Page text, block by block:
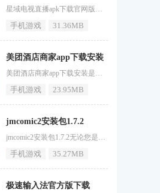
星域电视直播apk下载官网版手机版星域电视软件简介星域电视，一款全新的视频流媒体应用程序，致力于提供海量的电视节目、电影以及原创系列，满足不同用户的娱乐需求。不论你是电视剧迷、电影爱好者，还是追求独家内容的粉丝，星域电视都能为你提供丰富的选择。拥有简洁友好的用户界面和高效的视频推荐算法，星域电视确保每位用户都能迅速找到心仪的节目。定期更新的内容库保证新鲜度，而智能的播放功能则让观看体验更加流畅。对于渴望探索视频宝库的朋友们，不要犹豫，现在就下载星域电视，开启你的专属观影
手机游戏 31.36MB
美团酒店商家app下载安装
美团酒店商家app下载安装是一款专为与美团合作的酒店商家量身定制的应用程序。它为商家提供了全方位的管理工具，帮助商家更好地管理和推广酒店业务。通过该应用，商家可以轻松管理酒店信息、订单、客户评价等，提高运营效率和服务质量。感兴趣的小伙伴赶快下载最新的软件版本吧。美团酒店商家软件功能1.酒店信息管理：商家可以通过该应用轻松管理酒店的基本信息，包括房间类型、价格、设施等，确保信息的准确性和及时更新。2.订单管理：商家可以实时查看和处理客户的预订订单，提供快速便捷的服务，提高
手机游戏 23.95MB
jmcomic2安装包1.7.2
jmcomic2安装包1.7.2无论您是钟情于热血冒险、浪漫爱情还是悬疑推理，这里总有适合您口味的漫画佳作。而且有着先进的图像技术，让每一帧画面都细腻生动，阅读体验如同翻阅实体漫画书般享受。喜欢的小伙伴欢迎点击下载，让自己不留遗憾！jmcomic2安装包1.7.2满足挑剔眼光如同漫画爱好者的宝库，海量免费资源让探索之旅永无止境。超过万部的漫画作品，不仅数量惊人，更在质量上精益求精，满足您的挑剔眼光。更新速度之快，仿佛与作者创作同步，让您永远站在漫画潮流的最前沿。jm
手机游戏 35.27MB
极速输入法官方版下载